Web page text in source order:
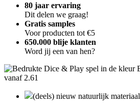
80 jaar ervaring
Dit delen we graag!
Gratis samples
Voor producten tot €5
650.000 blije klanten
Word jij een van hen?
(deels) nieuw natuurlijk materiaal